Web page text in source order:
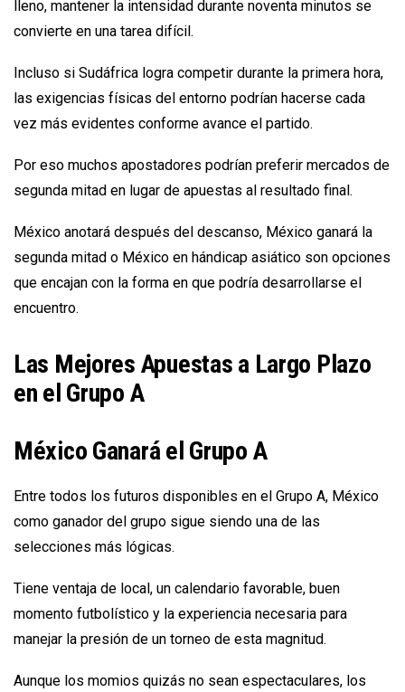
lleno, mantener la intensidad durante noventa minutos se
convierte en una tarea difícil.
Incluso si Sudáfrica logra competir durante la primera hora,
las exigencias físicas del entorno podrían hacerse cada
vez más evidentes conforme avance el partido.
Por eso muchos apostadores podrían preferir mercados de
segunda mitad en lugar de apuestas al resultado final.
México anotará después del descanso, México ganará la
segunda mitad o México en hándicap asiático son opciones
que encajan con la forma en que podría desarrollarse el
encuentro.
Las Mejores Apuestas a Largo Plazo
en el Grupo A
México Ganará el Grupo A
Entre todos los futuros disponibles en el Grupo A, México
como ganador del grupo sigue siendo una de las
selecciones más lógicas.
Tiene ventaja de local, un calendario favorable, buen
momento futbolístico y la experiencia necesaria para
manejar la presión de un torneo de esta magnitud.
Aunque los momios quizás no sean espectaculares, los